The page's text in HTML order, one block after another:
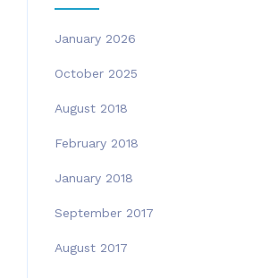
January 2026
October 2025
August 2018
February 2018
January 2018
September 2017
August 2017